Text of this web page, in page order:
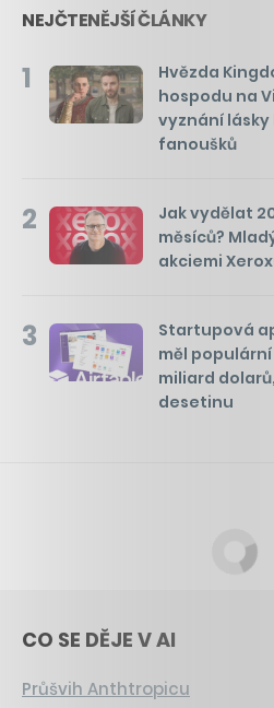
NEJČTENĚJŠÍ ČLÁNKY
1
Hvězda
hospodu na
vyznání lásky
fanoušků
2
Jak vydělat
měsíců?
akciemi
3
Startupová
měl
miliard
desetinu
CO SE DĚJE V AI
Průšvih Anthtropicu